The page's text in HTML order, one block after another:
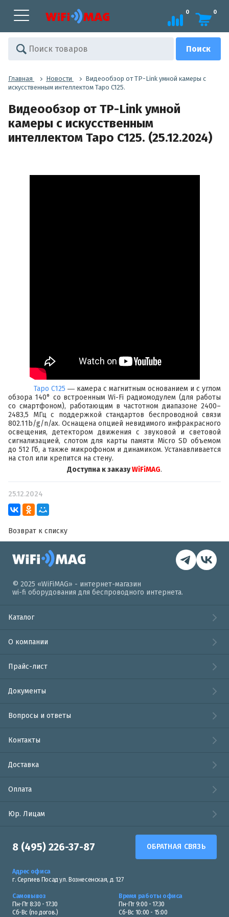
0 0
Главная Новости
Видеообзор от TP-Link умной камеры с
искусственным интеллектом Tapo C125.
Видеообзор от TP-Link умной
камеры с искусственным
интеллектом Tapo C125. (25.12.2024)
Tapo C125 ― камера с магнитным основанием и c углом
обзора 140° со встроенным Wi-Fi радиомодулем (для работы
со смартфоном), работающим в частотном диапазоне 2400–
2483,5 МГц с поддержкой стандартов беспроводной связи
802.11b/g/n/ax. Оснащена опцией невидимого инфракрасного
освещения, детектором движения с звуковой и световой
сигнализацией, слотом для карты памяти Micro SD объемом
до 512 Гб, а также микрофоном и динамиком. Устанавливается
на стол или крепится на стену.
Доступна к заказуWiFiMAG.
25.12.2024
Возврат к списку
© 2025 «WiFiMAG» - интернет-магазин
wi-fi оборудования для беспроводного интернета.
Каталог
О компании
Прайс-лист
Документы
Вопросы и ответы
Контакты
Доставка
Оплата
Юр. Лицам
8 (495) 226-37-87 ОБРАТНАЯ СВЯЗЬ
Адрес офиса
г. Сергиев Посад ул. Вознесенская, д. 127
Самовывоз
Пн-Пт 8:30 - 17:30
Сб-Вс (по догов.)
Время работы офиса
Пн-Пт 9:00 - 17:30
Сб-Вс 10:00 - 15:00